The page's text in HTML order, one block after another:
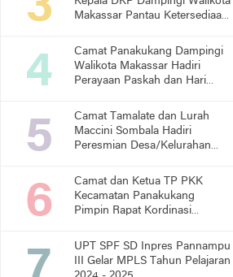
Makassar Pantau Ketersediaan
Camat Panakukang Dampingi
Walikota Makassar Hadiri
Perayaan Paskah dan Hari
Camat Tamalate dan Lurah
Maccini Sombala Hadiri
Peresmian Desa/Kelurahan
Camat dan Ketua TP PKK
Kecamatan Panakukang
Pimpin Rapat Kordinasi
Stunting
UPT SPF SD Inpres Pannampu
III Gelar MPLS Tahun Pelajaran